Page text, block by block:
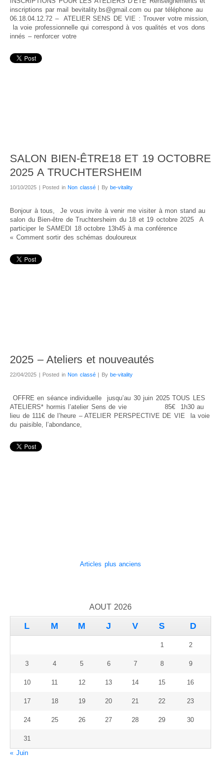
inscriptions par mail bevitality.bs@gmail.com ou par téléphone au
06.18.04.12.72 – ATELIER SENS DE VIE : Trouver votre mission,
la voie professionnelle qui correspond à vos qualités et vos dons
innés – renforcer votre
SALON BIEN-ÊTRE18 ET 19 OCTOBRE
2025 A TRUCHTERSHEIM
10/10/2025 | Posted in Non classé| By be-vitality
Bonjour à tous, Je vous invite à venir me visiter à mon stand au
salon du Bien-être de Truchtersheim du 18 et 19 octobre 2025 A
participer le SAMEDI 18 octobre 13h45 à ma conférence
« Comment sortir des schémas douloureux
2025 – Ateliers et nouveautés
22/04/2025 | Posted in Non classé| By be-vitality
OFFRE en séance individuelle jusqu’au 30 juin 2025 TOUS LES
ATELIERS* hormis l’atelier Sens de vie 85€ 1h30 au
lieu de 111€ de l’heure – ATELIER PERSPECTIVE DE VIE la voie
du paisible, l’abondance,
Articles plus anciens
AOÛT 2026
L M M J V S D
1 2
3 4 5 6 7 8 9
10 11 12 13 14 15 16
17 18 19 20 21 22 23
24 25 26 27 28 29 30
31
« Juin